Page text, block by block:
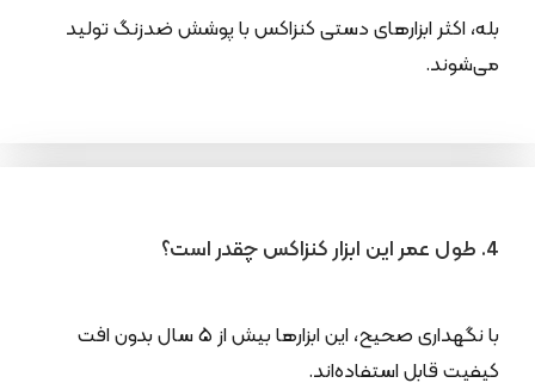
بله، اکثر ابزارهای دستی کنزاکس با پوشش ضدزنگ تولید
می‌شوند.
4. طول عمر این ابزار کنزاکس چقدر است؟
با نگهداری صحیح، این ابزارها بیش از ۵ سال بدون افت
کیفیت قابل استفاده‌اند.